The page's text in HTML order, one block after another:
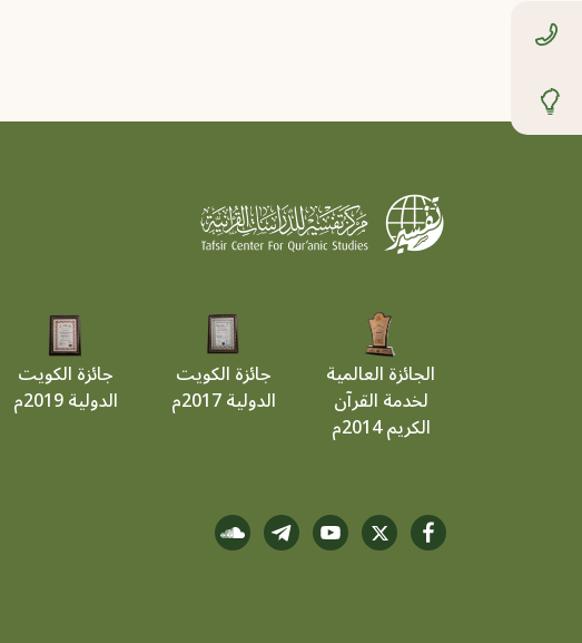
الجائزة العالمية
لخدمة القرآن
الكريم 2014م
جائزة الكويت
الدولية 2017م
جائزة الكويت
الدولية 2019م